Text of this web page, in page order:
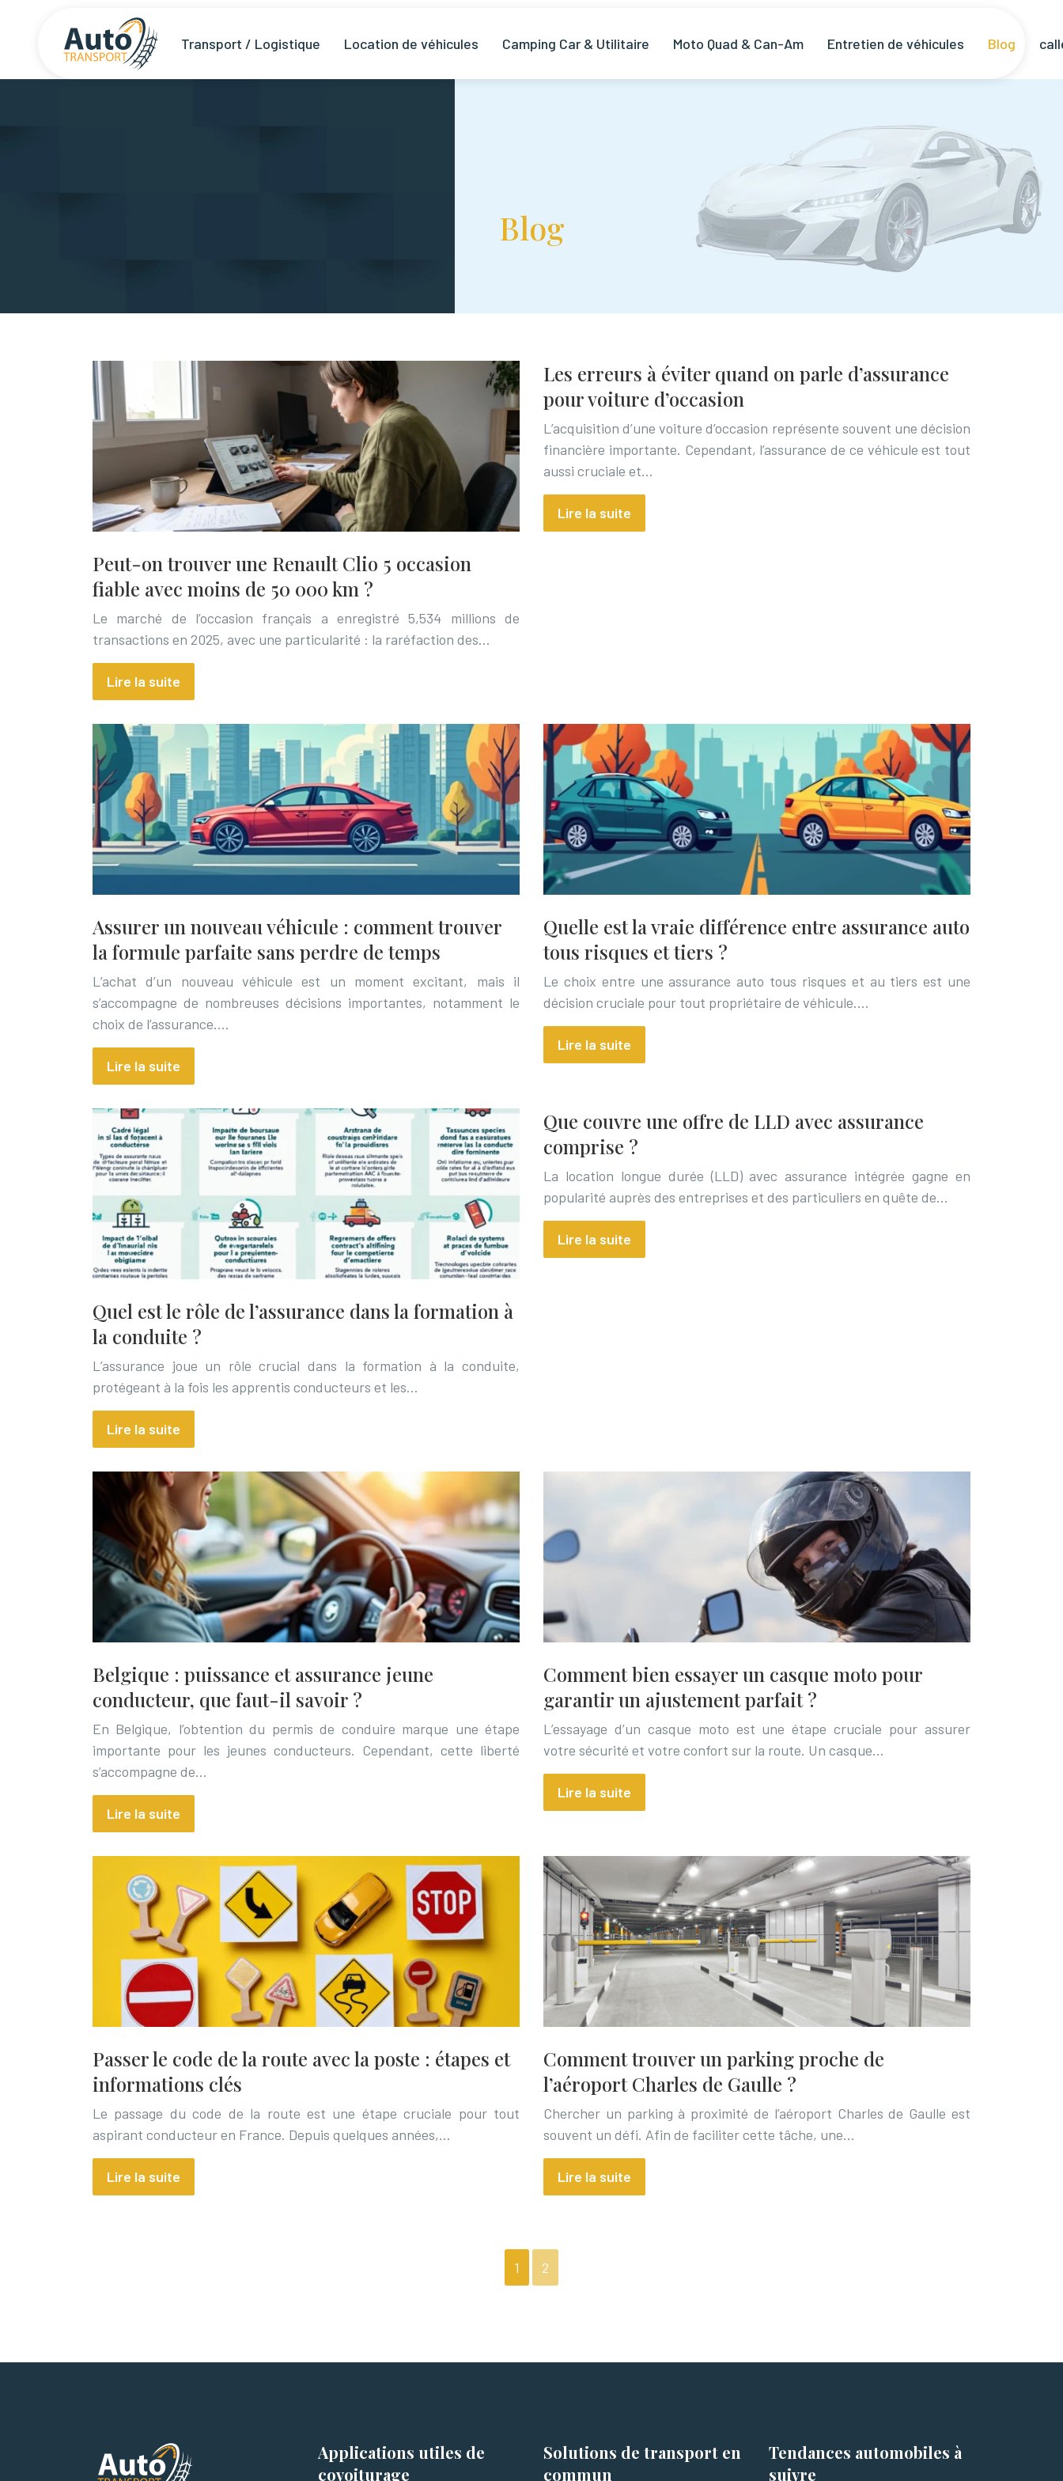
Transport / Logistique Location de véhicules Camping Car & Utilitaire Moto Quad & Can-Am Entretien de véhicules Blog
Blog
Peut-on trouver une Renault Clio 5 occasion
fiable avec moins de 50 000 km ?
Le marché de l’occasion français a enregistré 5,534 millions de
transactions en 2025, avec une particularité : la raréfaction des…
Lire la suite
Les erreurs à éviter quand on parle d’assurance
pour voiture d’occasion
L’acquisition d’une voiture d’occasion représente souvent une décision
financière importante. Cependant, l’assurance de ce véhicule est tout
aussi cruciale et…
Lire la suite
Assurer un nouveau véhicule : comment trouver
la formule parfaite sans perdre de temps
L’achat d’un nouveau véhicule est un moment excitant, mais il
s’accompagne de nombreuses décisions importantes, notamment le
choix de l’assurance….
Lire la suite
Quelle est la vraie différence entre assurance auto
tous risques et tiers ?
Le choix entre une assurance auto tous risques et au tiers est une
décision cruciale pour tout propriétaire de véhicule….
Lire la suite
Quel est le rôle de l’assurance dans la formation à
la conduite ?
L’assurance joue un rôle crucial dans la formation à la conduite,
protégeant à la fois les apprentis conducteurs et les…
Lire la suite
Que couvre une offre de LLD avec assurance
comprise ?
La location longue durée (LLD) avec assurance intégrée gagne en
popularité auprès des entreprises et des particuliers en quête de…
Lire la suite
Belgique : puissance et assurance jeune
conducteur, que faut-il savoir ?
En Belgique, l’obtention du permis de conduire marque une étape
importante pour les jeunes conducteurs. Cependant, cette liberté
s’accompagne de…
Lire la suite
Comment bien essayer un casque moto pour
garantir un ajustement parfait ?
L’essayage d’un casque moto est une étape cruciale pour assurer
votre sécurité et votre confort sur la route. Un casque…
Lire la suite
Passer le code de la route avec la poste : étapes et
informations clés
Le passage du code de la route est une étape cruciale pour tout
aspirant conducteur en France. Depuis quelques années,…
Lire la suite
Comment trouver un parking proche de
l’aéroport Charles de Gaulle ?
Chercher un parking à proximité de l’aéroport Charles de Gaulle est
souvent un défi. Afin de faciliter cette tâche, une…
Lire la suite
1 2
Applications utiles de
covoiturage
Solutions de transport en
commun
Tendances automobiles à
suivre